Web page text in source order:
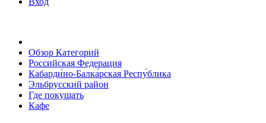
Обзор Категорий
Российская Федерация
Кабарди́но-Балка́рская Респу́блика
Эльбрусский район
Где покушать
Кафе